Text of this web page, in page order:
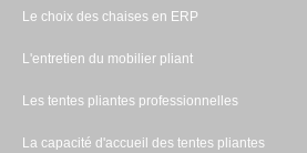
Le choix des chaises en ERP
L'entretien du mobilier pliant
Les tentes pliantes professionnelles
La capacité d'accueil des tentes pliantes